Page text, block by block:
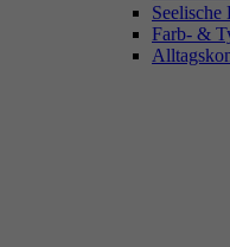
Seelische
Farb- &